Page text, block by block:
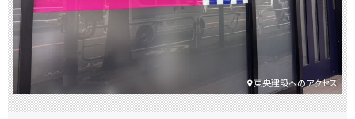
東央建設へのアクセス